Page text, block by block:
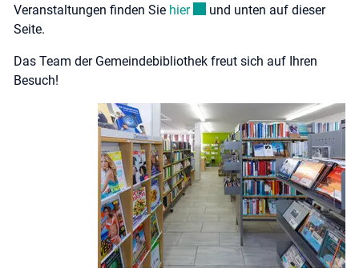
Veranstaltungen finden Sie hierExterner Link wird in einem
und unten auf dieser
Seite.
Das Team der Gemeindebibliothek freut sich auf Ihren
Besuch!